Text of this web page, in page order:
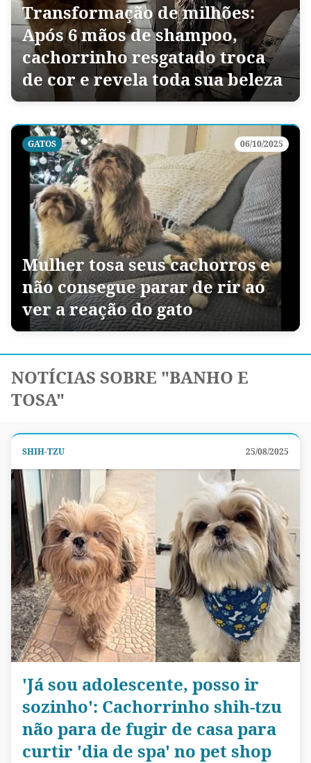
Transformação de milhões:
Após 6 mãos de shampoo,
cachorrinho resgatado troca
de cor e revela toda sua beleza
GATOS 06/10/2025
Mulher tosa seus cachorros e
não consegue parar de rir ao
ver a reação do gato
NOTÍCIAS SOBRE "BANHO E
TOSA"
SHIH-TZU 25/08/2025
'Já sou adolescente, posso ir
sozinho': Cachorrinho shih-tzu
não para de fugir de casa para
curtir 'dia de spa' no pet shop